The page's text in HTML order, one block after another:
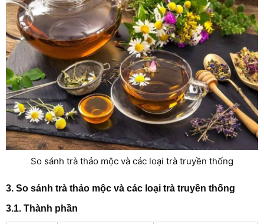
So sánh trà thảo mộc và các loại trà truyền thống
3. So sánh trà thảo mộc và các loại trà truyền thống
3.1. Thành phần